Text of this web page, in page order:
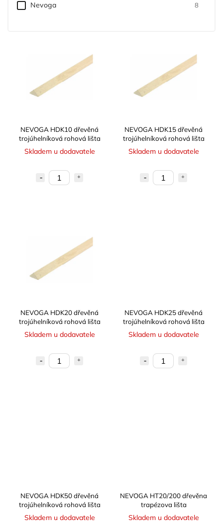
Nevoga 8
NEVOGA HDK10 dřevěná
trojúhelníková rohová lišta
Skladem u dodavatele
NEVOGA HDK15 dřevěná
trojúhelníková rohová lišta
Skladem u dodavatele
NEVOGA HDK20 dřevěná
trojúhelníková rohová lišta
Skladem u dodavatele
NEVOGA HDK25 dřevěná
trojúhelníková rohová lišta
Skladem u dodavatele
NEVOGA HDK50 dřevěná
trojúhelníková rohová lišta
Skladem u dodavatele
NEVOGA HT20/200 dřevěna
trapézova lišta
Skladem u dodavatele